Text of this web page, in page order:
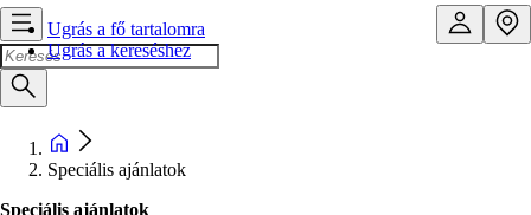
Ugrás a fő tartalomra
Ugrás a kereséshez
Speciális ajánlatok
Speciális ajánlatok